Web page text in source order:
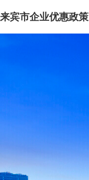
来宾市企业优惠政策